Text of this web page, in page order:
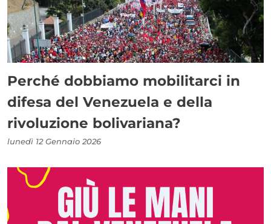
Perché dobbiamo mobilitarci in
difesa del Venezuela e della
rivoluzione bolivariana?
lunedì 12 Gennaio 2026